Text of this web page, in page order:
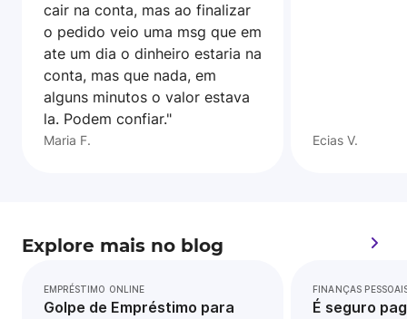
cair na conta, mas ao finalizar
o pedido veio uma msg que em
ate um dia o dinheiro estaria na
conta, mas que nada, em
alguns minutos o valor estava
la. Podem confiar."
Maria F. Ecias V.
Explore mais no blog
EMPRÉSTIMO ONLINE
Golpe de Empréstimo para
FINANÇAS
É seguro